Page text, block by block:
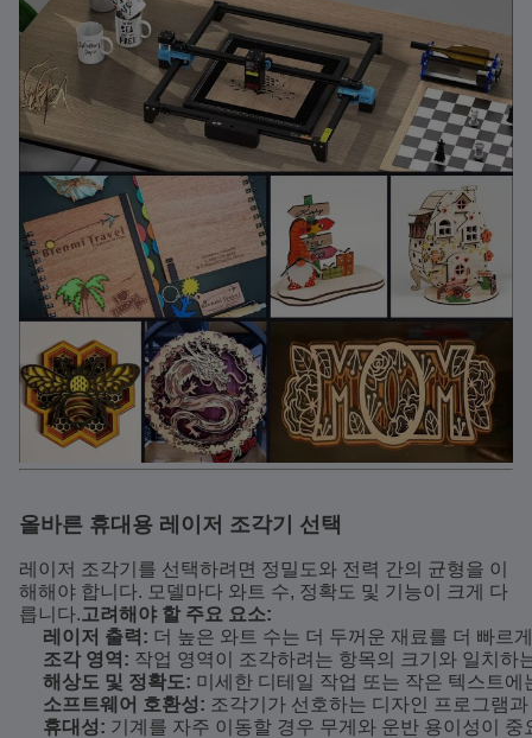
올바른 휴대용 레이저 조각기 선택
레이저 조각기를 선택하려면 정밀도와 전력 간의 균형을 이
해해야 합니다. 모델마다 와트 수, 정확도 및 기능이 크게 다
릅니다.고려해야 할 주요 요소:
레이저 출력: 더 높은 와트 수는 더 두꺼운 재료를 더 빠르
조각 영역: 작업 영역이 조각하려는 항목의 크기와 일치하
해상도 및 정확도: 미세한 디테일 작업 또는 작은 텍스트
소프트웨어 호환성: 조각기가 선호하는 디자인 프로그램
휴대성: 기계를 자주 이동할 경우 무게와 운반 용이성이 중